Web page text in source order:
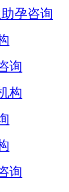
孕咨询
询
构
询